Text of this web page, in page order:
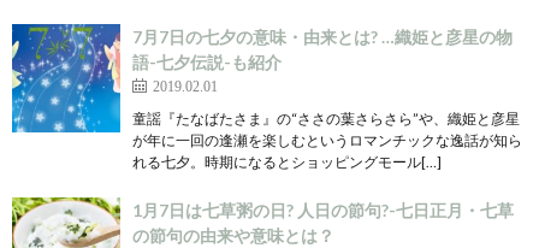
7月7日の七夕の意味・由来とは? …織姫と彦星の物
語-七夕伝説-も紹介
2019.02.01
童謡『たなばたさま』の“ささの葉さらさら”や、織姫と彦星
が年に一回の逢瀬を楽しむというロマンチックな逸話が知ら
れる七夕。時期になるとショッピングモール[…]
1月7日は七草粥の日? 人日の節句?-七日正月・七草
の節句の由来や意味とは？